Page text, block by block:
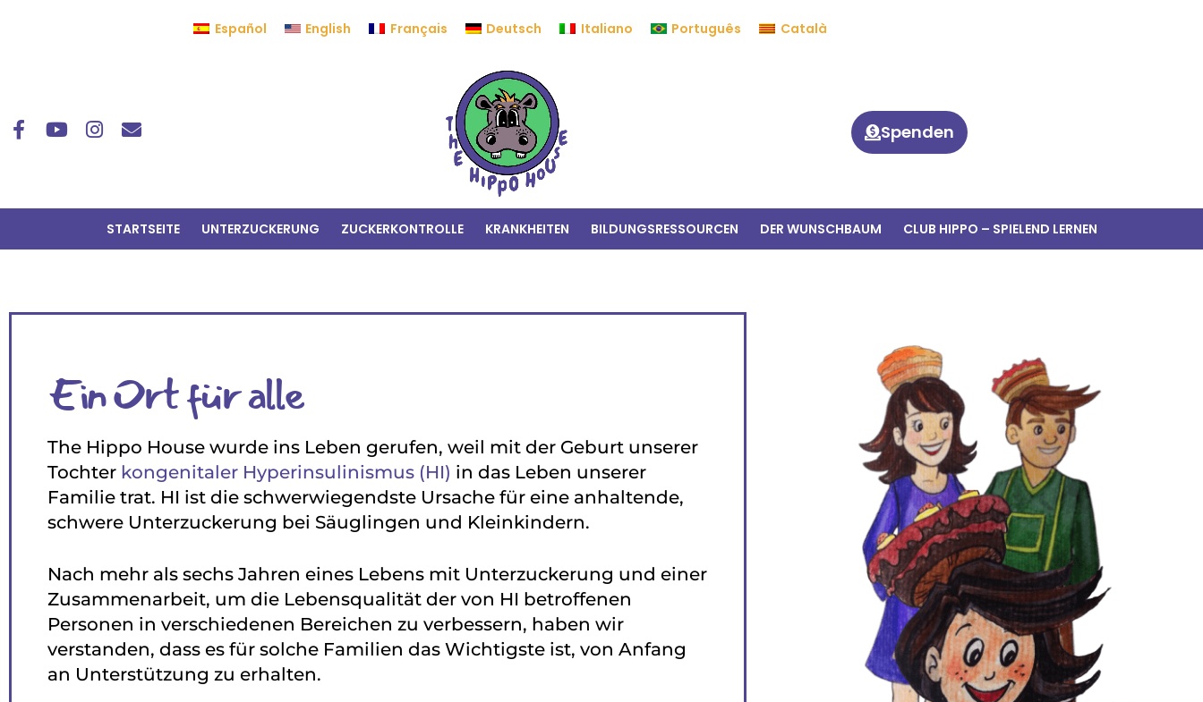
Español English Français Deutsch Italiano Português Català
Spenden
STARTSEITE UNTERZUCKERUNG ZUCKERKONTROLLE KRANKHEITEN BILDUNGSRESSOURCEN DER WUNSCHBAUM CLUB HIPPO – SPIELEND LERNEN
Ein Ort für alle
The Hippo House wurde ins Leben gerufen, weil mit der Geburt unserer
Tochter kongenitaler Hyperinsulinismus (HI) in das Leben unserer
Familie trat. HI ist die schwerwiegendste Ursache für eine anhaltende,
schwere Unterzuckerung bei Säuglingen und Kleinkindern.
Nach mehr als sechs Jahren eines Lebens mit Unterzuckerung und einer
Zusammenarbeit, um die Lebensqualität der von HI betroffenen
Personen in verschiedenen Bereichen zu verbessern, haben wir
verstanden, dass es für solche Familien das Wichtigste ist, von Anfang
an Unterstützung zu erhalten.